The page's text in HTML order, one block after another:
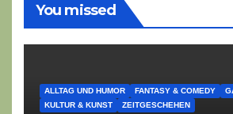
You missed
ALLTAG UND HUMOR FANTASY & COMEDY
KULTUR & KUNST
ZEITGESCHEHEN